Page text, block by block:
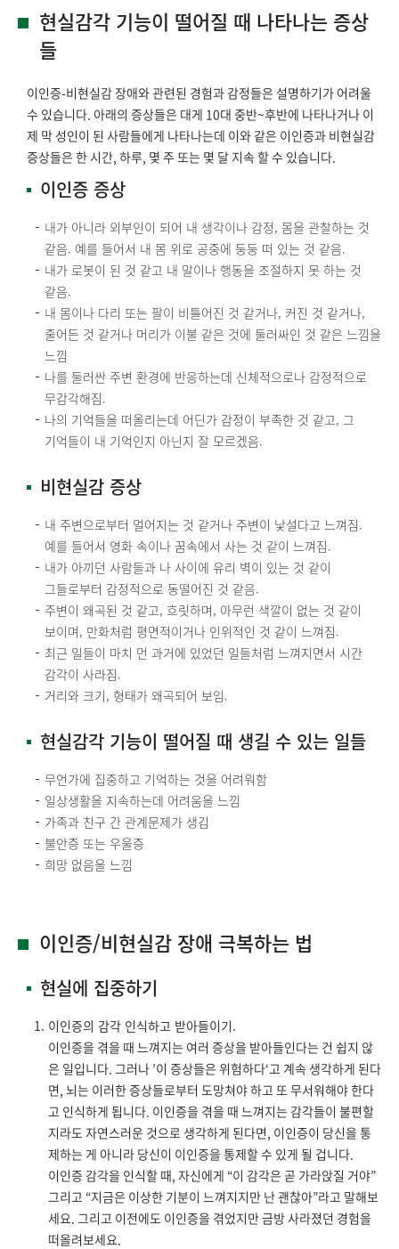
현실감각 기능이 떨어질 때 나타나는 증상
들
이인증-비현실감 장애와 관련된 경험과 감정들은 설명하기가 어려울
수 있습니다. 아래의 증상들은 대게 10대 중반~후반에 나타나거나 이
제 막 성인이 된 사람들에게 나타나는데 이와 같은 이인증과 비현실감
증상들은 한 시간, 하루, 몇 주 또는 몇 달 지속 할 수 있습니다.
이인증 증상
내가 아니라 외부인이 되어 내 생각이나 감정, 몸을 관찰하는 것
같음. 예를 들어서 내 몸 위로 공중에 둥둥 떠 있는 것 같음.
내가 로봇이 된 것 같고 내 말이나 행동을 조절하지 못 하는 것
같음.
내 몸이나 다리 또는 팔이 비틀어진 것 같거나, 커진 것 같거나,
줄어든 것 같거나 머리가 이불 같은 것에 둘러싸인 것 같은 느낌을
느낌
나를 둘러싼 주변 환경에 반응하는데 신체적으로나 감정적으로
무감각해짐.
나의 기억들을 떠올리는데 어딘가 감정이 부족한 것 같고, 그
기억들이 내 기억인지 아닌지 잘 모르겠음.
비현실감 증상
내 주변으로부터 멀어지는 것 같거나 주변이 낯설다고 느껴짐.
예를 들어서 영화 속이나 꿈속에서 사는 것 같이 느껴짐.
내가 아끼던 사람들과 나 사이에 유리 벽이 있는 것 같이
그들로부터 감정적으로 동떨어진 것 같음.
주변이 왜곡된 것 같고, 흐릿하며, 아무런 색깔이 없는 것 같이
보이며, 만화처럼 평면적이거나 인위적인 것 같이 느껴짐.
최근 일들이 마치 먼 과거에 있었던 일들처럼 느껴지면서 시간
감각이 사라짐.
거리와 크기, 형태가 왜곡되어 보임.
현실감각 기능이 떨어질 때 생길 수 있는 일들
무언가에 집중하고 기억하는 것을 어려워함
일상생활을 지속하는데 어려움을 느낌
가족과 친구 간 관계문제가 생김
불안증 또는 우울증
희망 없음을 느낌
이인증/비현실감 장애 극복하는 법
현실에 집중하기
이인증의 감각 인식하고 받아들이기.
이인증을 겪을 때 느껴지는 여러 증상을 받아들인다는 건 쉽지 않
은 일입니다. 그러나 ’이 증상들은 위험하다‘고 계속 생각하게 된다
면, 뇌는 이러한 증상들로부터 도망쳐야 하고 또 무서워해야 한다
고 인식하게 됩니다. 이인증을 겪을 때 느껴지는 감각들이 불편할
지라도 자연스러운 것으로 생각하게 된다면, 이인증이 당신을 통
제하는 게 아니라 당신이 이인증을 통제할 수 있게 될 겁니다.
이인증 감각을 인식할 때, 자신에게 “이 감각은 곧 가라앉질 거야”
그리고 “지금은 이상한 기분이 느껴지지만 난 괜찮아”라고 말해보
세요. 그리고 이전에도 이인증을 겪었지만 금방 사라졌던 경험을
떠올려보세요.